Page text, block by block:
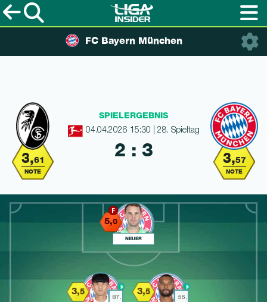
FC Bayern München
3,61
NOTE
3,57
NOTE
SPIELERGEBNIS
04.04.2026 15:30 | 28. Spieltag
2 : 3
5,0
NEUER
87.
3,5
56.
3,5